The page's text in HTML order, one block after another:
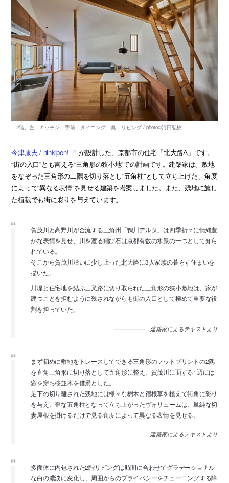
今津康夫 / ninkipen!
が設計した、京都市の住宅「北大路Δ」です。
“街の入口”とも言える“三角形の狭小地”での計画です。建築家は、敷地
をなぞった三角形の二隅を切り落とし“五角柱”として立ち上げた、角度
によって“異なる表情”を見せる建築を考案しました。また、残地に施し
た植栽でも街に彩りを与えています。
賀茂川と高野川が合流する三角州「鴨川デルタ」は四季折々に情緒豊
かな表情を見せ、川を渡る飛び石は京都有数の水景の一つとして知ら
れている。
そこから賀茂川沿いに少し上った北大路に3人家族の暮らす住まいを
描いた。
川堤と住宅地を結ぶ三叉路に切り取られた三角形の狭小敷地は、家が
建つことを拒むように残されながらも街の入口として極めて重要な役
割を担っていた。
建築家によるテキストより
まず初めに敷地をトレースしてできる三角形のフットプリントの2隅
を直角三角形に切り落として五角形に整え、賀茂川に面する1辺には
窓を穿ち桜並木を借景とした。
足下の切り離された残地には様々な樹木と宿根草を植えて街角に彩り
を与え、歪な五角柱となって立ち上がったヴォリュームは、単純な切
妻屋根を掛けるだけで見る角度によって異なる表情を見せる。
建築家によるテキストより
多面体に内包された2階リビングは時間に合わせてグラデーショナル
な白の濃淡に変化し、周囲からのプライバシーをチューニングする障